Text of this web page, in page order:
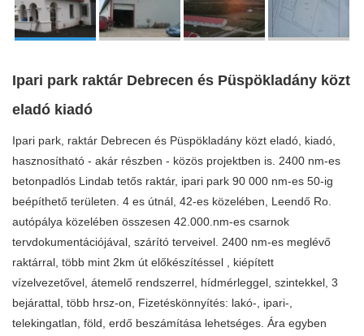
Ipari park raktár Debrecen és Püspökladány közt
eladó kiadó
Ipari park, raktár Debrecen és Püspökladány közt eladó, kiadó,
hasznosítható - akár részben - közös projektben is. 2400 nm-es
betonpadlós Lindab tetős raktár, ipari park 90 000 nm-es 50-ig
beépíthető területen. 4 es útnál, 42-es közelében, Leendő Ro.
autópálya közelében összesen 42.000.nm-es csarnok
tervdokumentációjával, szárító terveivel. 2400 nm-es meglévő
raktárral, több mint 2km út előkészítéssel , kiépített
vízelvezetővel, átemelő rendszerrel, hídmérleggel, szintekkel, 3
bejárattal, több hrsz-on, Fizetéskönnyítés: lakó-, ipari-,
telekingatlan, föld, erdő beszámítása lehetséges. Ára egyben